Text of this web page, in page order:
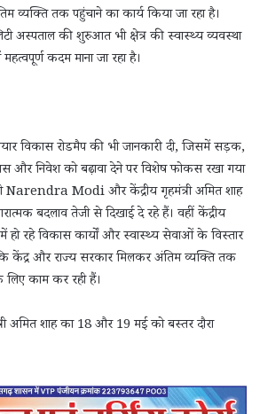
व्यक्ति तक पहुंचाने का कार्य किया जा रहा है।
अस्पताल की शुरुआत भी क्षेत्र की स्वास्थ्य व्यवस्था
कदम माना जा रहा है।
विकास रोडमैप की भी जानकारी दी, जिसमें सड़क,
और निवेश को बढ़ावा देने पर विशेष फोकस रखा गया
Narendra Modi और केंद्रीय गृहमंत्री अमित शाह
बदलाव तेजी से दिखाई दे रहे हैं। वहीं केंद्रीय
हो रहे विकास कार्यों और स्वास्थ्य सेवाओं के विस्तार
केंद्र और राज्य सरकार मिलकर अंतिम व्यक्ति तक
काम कर रही हैं।
अमित शाह का 18 और 19 मई को बस्तर दौरा